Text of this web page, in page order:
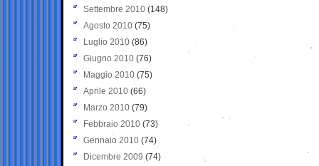
Settembre 2010 (148)
Agosto 2010 (75)
Luglio 2010 (86)
Giugno 2010 (76)
Maggio 2010 (75)
Aprile 2010 (66)
Marzo 2010 (79)
Febbraio 2010 (73)
Gennaio 2010 (74)
Dicembre 2009 (74)